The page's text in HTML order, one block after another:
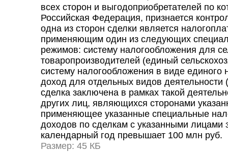
всех сторон и выгодоприобретателей по
Российская Федерация, признается
одна из сторон сделки является
применяющим один из следующих
режимов: систему налогообложения для
товаропроизводителей (единый
систему налогообложения в виде единого
доход для отдельных видов деятельности
сделка заключена в рамках такой
других лиц, являющихся сторонами
применяющее указанные специальные
доходов по сделкам с указанными лицами
календарный год превышает 100 млн руб.
Размер: 45 КБ